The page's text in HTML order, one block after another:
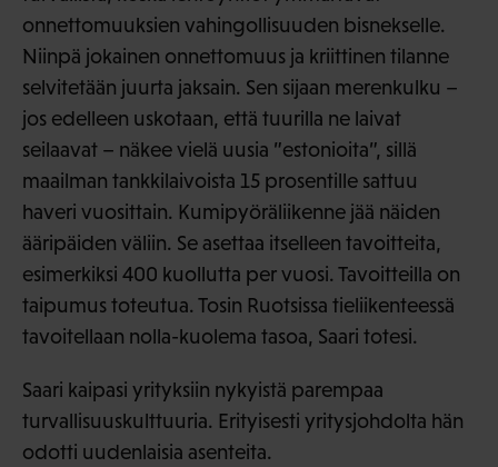
onnettomuuksien vahingollisuuden bisnekselle.
Niinpä jokainen onnettomuus ja kriittinen tilanne
selvitetään juurta jaksain. Sen sijaan merenkulku –
jos edelleen uskotaan, että tuurilla ne laivat
seilaavat – näkee vielä uusia ”estonioita”, sillä
maailman tankkilaivoista 15 prosentille sattuu
haveri vuosittain. Kumipyöräliikenne jää näiden
ääripäiden väliin. Se asettaa itselleen tavoitteita,
esimerkiksi 400 kuollutta per vuosi. Tavoitteilla on
taipumus toteutua. Tosin Ruotsissa tieliikenteessä
tavoitellaan nolla-kuolema tasoa, Saari totesi.
Saari kaipasi yrityksiin nykyistä parempaa
turvallisuuskulttuuria. Erityisesti yritysjohdolta hän
odotti uudenlaisia asenteita.